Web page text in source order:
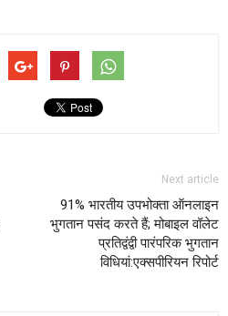
Next article
91% भारतीय उपभोक्ता ऑनलाइन
भुगतान पसंद करते हैं; मोबाइल वॉलेट
प्रतिद्वंद्वी पारंपरिक भुगतान
विधियां:एक्सपीरियन रिपोर्ट